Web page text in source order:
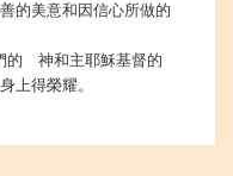
的美意和因信心所做的
的 神和主耶穌基督的
上得榮耀。